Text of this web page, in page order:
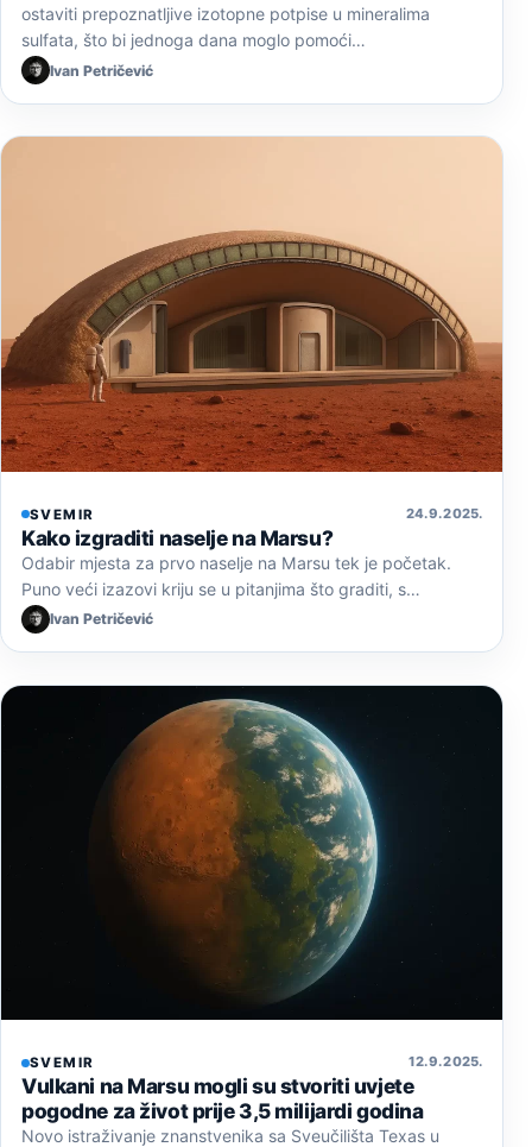
ostaviti prepoznatljive izotopne potpise u mineralima
sulfata, što bi jednoga dana moglo pomoći…
Ivan Petričević
SVEMIR 24. 9. 2025.
Kako izgraditi naselje na Marsu?
Odabir mjesta za prvo naselje na Marsu tek je početak.
Puno veći izazovi kriju se u pitanjima što graditi, s…
Ivan Petričević
SVEMIR 12. 9. 2025.
Vulkani na Marsu mogli su stvoriti uvjete
pogodne za život prije 3,5 milijardi godina
Novo istraživanje znanstvenika sa Sveučilišta Texas u